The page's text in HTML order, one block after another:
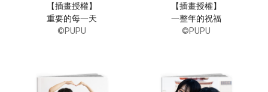
【插畫授權】
重要的每一天
©PUPU
【插畫授權】
一整年的祝福
©PUPU